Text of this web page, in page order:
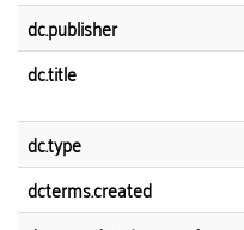
dc.publisher
dc.title
dc.type
dcterms.created